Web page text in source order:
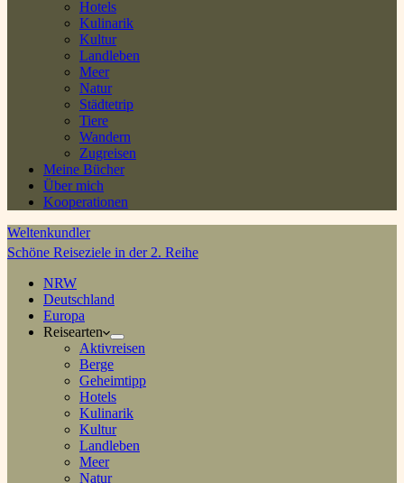
Hotels
Kulinarik
Kultur
Landleben
Meer
Natur
Städtetrip
Tiere
Wandern
Zugreisen
Meine Bücher
Über mich
Kooperationen
Weltenkundler
Schöne Reiseziele in der 2. Reihe
NRW
Deutschland
Europa
Reisearten
Aktivreisen
Berge
Geheimtipp
Hotels
Kulinarik
Kultur
Landleben
Meer
Natur